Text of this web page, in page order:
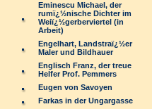
Eminescu Michael, der
rumï¿½nische Dichter im
Weiï¿½gerberviertel (in
Arbeit)
Engelhart, Landstraï¿½er
Maler und Bildhauer
Englisch Franz, der treue
Helfer Prof. Pemmers
Eugen von Savoyen
Farkas in der Ungargasse